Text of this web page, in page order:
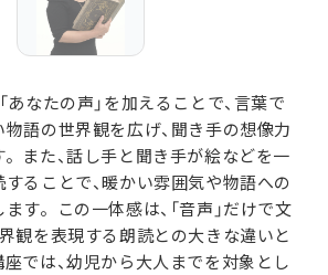
あなたの声」を加えることで、言葉で
語の世界観を広げ、聞き手の想像力
また、話し手と聞き手が絵などを一
ることで、暖かい雰囲気や物語への
す。この一体感は、「音声」だけで文
観を表現する朗読との大きな違いと
では、幼児から大人までを対象とし